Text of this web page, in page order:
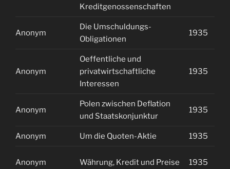
Kreditgenossenschaften
Anonym
Die Umschuldungs-
Obligationen
1935
Anonym
Oeffentliche und
privatwirtschaftliche
Interessen
1935
Anonym
Polen zwischen Deflation
und Staatskonjunktur
1935
Anonym Um die Quoten-Aktie 1935
Anonym Währung, Kredit und Preise 1935